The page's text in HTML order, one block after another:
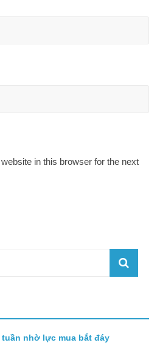
in this browser for the next
nhờ lực mua bắt đáy